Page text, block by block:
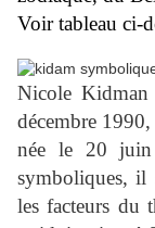
Voir tableau ci-
Nicole Kidman
décembre
née le 20 juin
symboliques, il
les facteurs du